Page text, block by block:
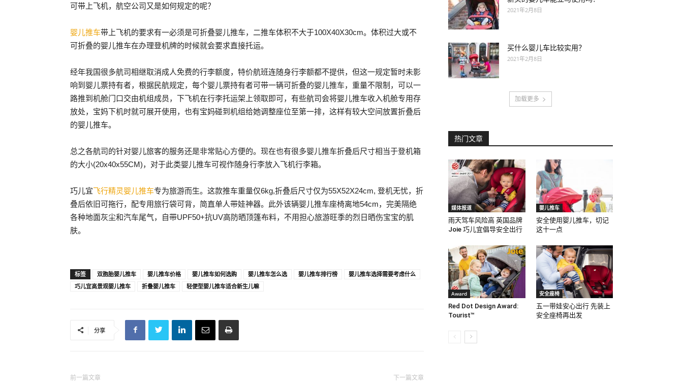
可带上飞机，航空公司又是如何规定的呢？
婴儿推车带上飞机的要求有一必须是可折叠婴儿推车，二推车体积不大于100X40X30cm。体积过大或不
可折叠的婴儿推车在办理登机牌的时候就会要求直接托运。
经年我国很多航司相继取消成人免费的行李额度，特价航班连随身行李额都不提供，但这一规定暂时未影
响到婴儿票持有者，根据民航规定，每个婴儿票持有者可带一辆可折叠的婴儿推车，重量不限制，可以一
路推到机舱门口交由机组成员，下飞机在行李托运架上领取即可，有些航司会将婴儿推车收入机舱专用存
放处，宝妈下机时就可展开使用，也有宝妈碰到机组给她调整座位至第一排，这样有较大空间放置折叠后
的婴儿推车。
总之各航司的针对婴儿旅客的服务还是非常贴心方便的。现在也有很多婴儿推车折叠后尺寸相当于登机箱
的大小(20x40x55CM)，对于此类婴儿推车可视作随身行李放入飞机行李箱。
巧儿宜飞行精灵婴儿推车专为旅游而生。这款推车重量仅6kg,折叠后尺寸仅为55X52X24cm, 登机无忧，折
叠后依旧可拖行，配专用旅行袋可背，简直单人带娃神器。此外该辆婴儿推车座椅离地54cm，完美隔绝
各种地面灰尘和汽车尾气，自带UPF50+抗UV高防晒顶篷布料，不用担心旅游旺季的烈日晒伤宝宝的肌
肤。
标签 双胞胎婴儿推车 婴儿推车价格 婴儿推车如何选购 婴儿推车怎么选 婴儿推车排行榜
婴儿推车选择需要考虑什么
巧儿宜高景观婴儿推车
折叠婴儿推车 轻便型婴儿推车适合新生儿嘛
分享
前一篇文章 下一篇文章
2021年2月8日
买什么婴儿车比较实用？
2021年2月8日
加载更多
热门文章
媒体报道
雨天驾车风险高 英国品牌
Joie 巧儿宜倡导安全出行
婴儿推车
安全使用婴儿推车，切记
这十一点
Award
Red Dot Design Award:
Tourist™
安全座椅
五一带娃安心出行 先装上
安全座椅再出发